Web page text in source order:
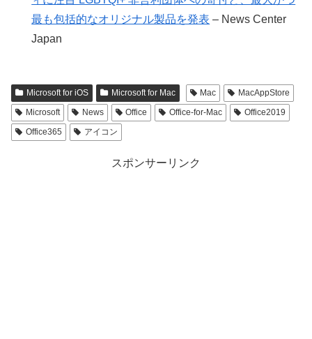
最も包括的なオリジナル製品を発表 – News Center
Japan
Microsoft for iOS Microsoft for Mac Mac
MacAppStore
Microsoft
News Office Office-for-Mac
Office2019
Office365
アイコン
スポンサーリンク